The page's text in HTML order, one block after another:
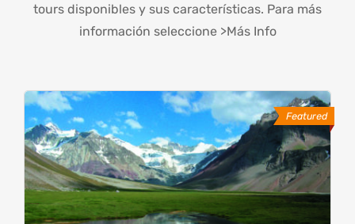
tours disponibles y sus características. Para más
información seleccione >Más Info
Featured